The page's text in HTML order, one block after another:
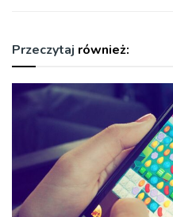
Przeczytaj również: